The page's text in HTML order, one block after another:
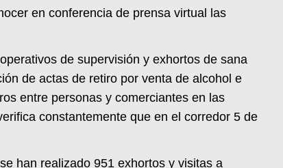
en conferencia de prensa virtual las
de supervisión y exhortos de sana
de actas de retiro por venta de alcohol e
entre personas y comerciantes en las
constantemente que en el corredor 5 de
han realizado 951 exhortos y visitas a